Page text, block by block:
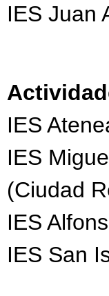
IES Juan
IES
IES
(Ciudad
IES
IES San